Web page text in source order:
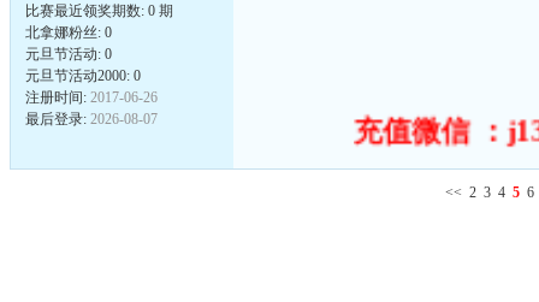
比赛最近领奖期数: 0 期
北拿娜粉丝: 0
元旦节活动: 0
元旦节活动2000: 0
注册时间: 2017-06-26
最后登录: 2026-08-07 充值微信 ：
<< 2 3 4 5 6